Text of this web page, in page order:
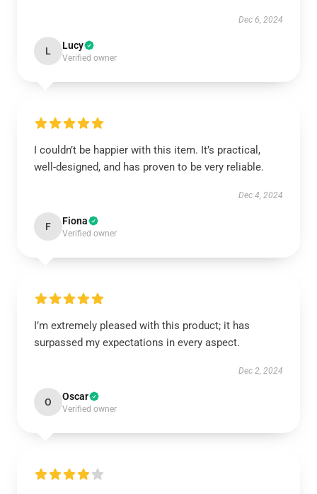
Dec 6, 2024
L Lucy
Verified owner
I couldn’t be happier with this item. It’s practical,
well-designed, and has proven to be very reliable.
Dec 4, 2024
F Fiona
Verified owner
I’m extremely pleased with this product; it has
surpassed my expectations in every aspect.
Dec 2, 2024
O Oscar
Verified owner